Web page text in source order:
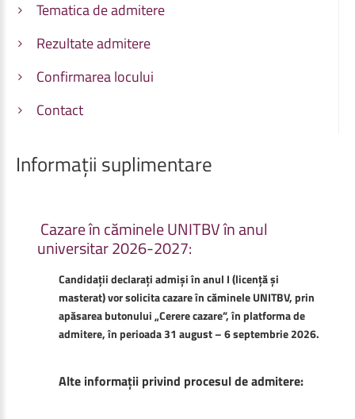
Tematica de admitere
Rezultate admitere
Confirmarea locului
Contact
Informații suplimentare
CazareîncămineleUNITBVînanul
universitar2026-2027:
Candidații declarați admiși în anul I (licență și
masterat) vor solicita cazare în căminele UNITBV, prin
apăsarea butonului „Cerere cazare”, înplatforma de
admitere,în perioada 31 august – 6 septembrie 2026.
Alte informații privind procesul de admitere: